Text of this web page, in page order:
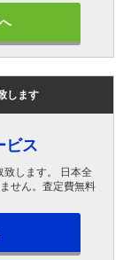
します
ビス
します。 日本全
せん。査定費無料